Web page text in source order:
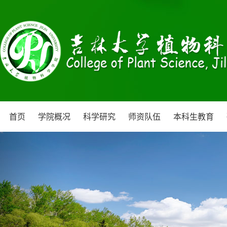
首页 学院概况 科学研究 师资队伍 本科生教育